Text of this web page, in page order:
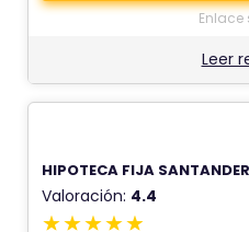
Enlace
Leer
HIPOTECA FIJA SANTANDER
Valoración: 4.4